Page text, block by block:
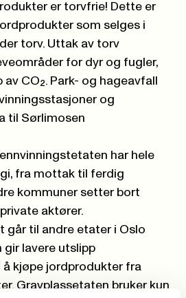
er torvfrie! Dette er
som selges i
torv. Uttak av torv
for dyr og fugler,
CO₂. Park- og hageavfall
og
til Sørlimosen
har hele
fra mottak til ferdig
kommuner setter bort
aktører.
går til andre etater i Oslo
gir lavere utslipp
kjøpe jordprodukter fra
Gravplassetaten bruker kun